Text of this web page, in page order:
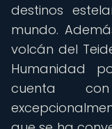
destinos
mundo.
volcán del
Humanidad
cuenta